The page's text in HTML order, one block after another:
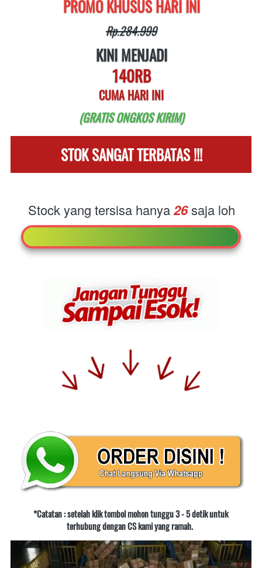
PROMO KHUSUS HARI INI
Rp.284.999
KINI MENJADI
140RB
CUMA HARI INI
(GRATIS ONGKOS KIRIM)
STOK SANGAT TERBATAS !!!
Stock yang tersisa hanya 26 saja loh
*Catatan : setelah klik tombol mohon tunggu 3 - 5 detik untuk
terhubung dengan CS kami yang ramah.